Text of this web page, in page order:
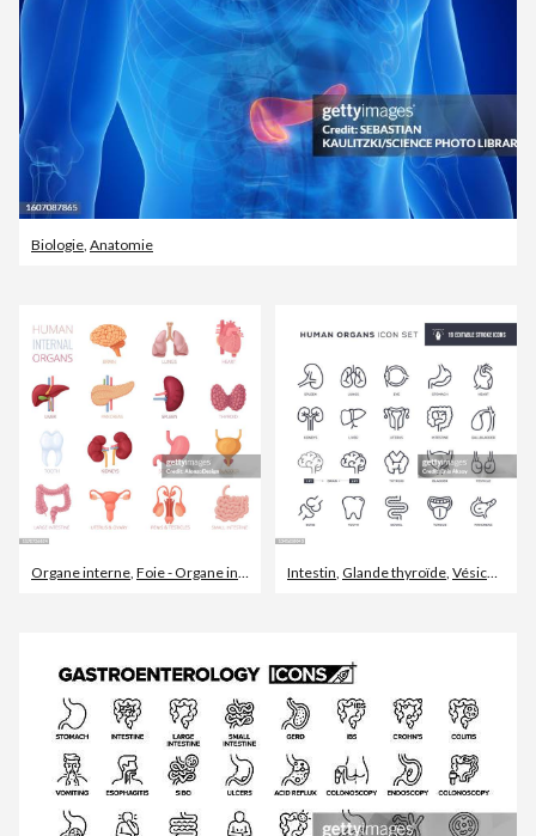
Biologie Anatomie
Organe interne Foie - Organe interne Rein
Intestin Glande thyroïde Vésicule biliaire